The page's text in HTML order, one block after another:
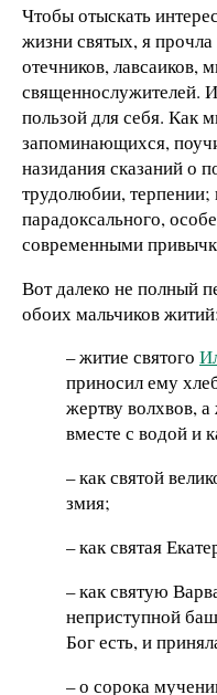
Чтобы отыскать
жизни святых, я
отечников, лавсаиков,
священнослужителей.
пользой для себя. Как
запоминающихся,
назидания сказаний о
трудолюбии,
парадоксального,
современными
Вот далеко не полный
обоих мальчиков житий:
– житие святого
приносил ему
жертву волхвов,
вместе с водой и
– как святой
змия;
– как святая
– как святую
неприступной
Бог есть, и
– о сорока